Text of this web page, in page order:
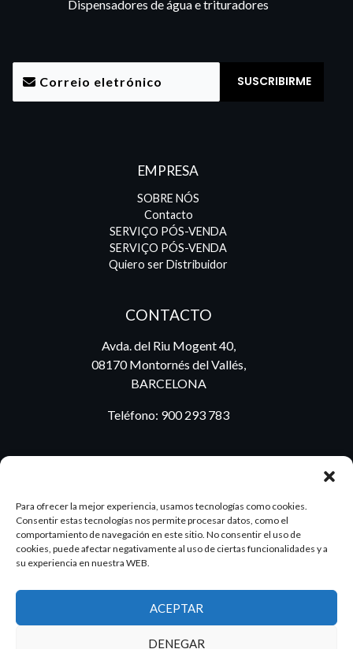
Para ofrecer la mejor experiencia, usamos tecnologías como cookies.
Consentir estas tecnologías nos permite procesar datos, como el
comportamiento de navegación en este sitio. No consentir el uso de
cookies, puede afectar negativamente al uso de ciertas funcionalidades y a
su experiencia en nuestra WEB.
ACEPTAR
DENEGAR
Dispensadores de água e trituradores
EMPRESA
SOBRE NÓS
Contacto
SERVIÇO PÓS-VENDA
SERVIÇO PÓS-VENDA
Quiero ser Distribuidor
CONTACTO
Avda. del Riu Mogent 40,
08170 Montornés del Vallés,
BARCELONA
Teléfono: 900 293 783
2026 Dake. Todos los derechos reservados.